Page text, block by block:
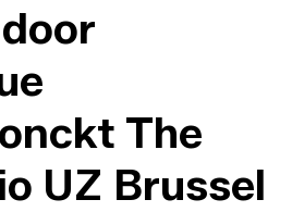
The
UZ Brussel